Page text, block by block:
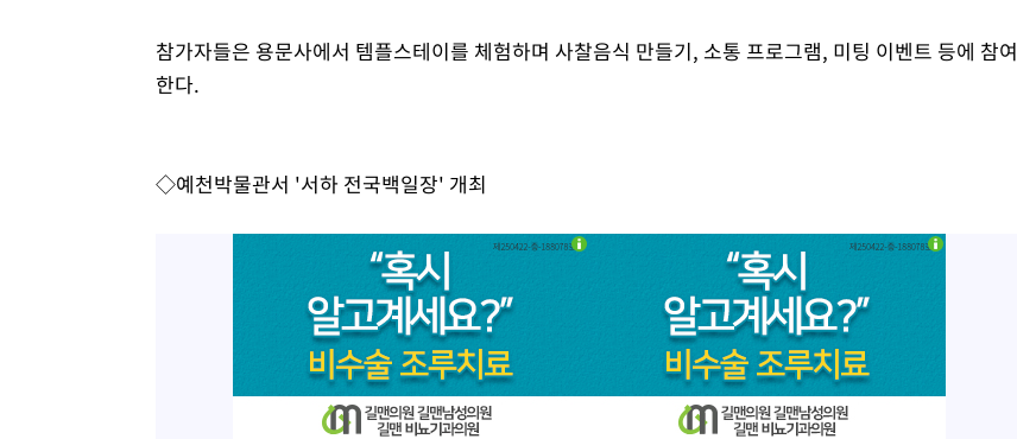
참가자들은 용문사에서 템플스테이를 체험하며 사찰음식 만들기, 소통 프로그램, 미팅 이벤트 등에 참여
한다.
◇예천박물관서 '서하 전국백일장' 개최